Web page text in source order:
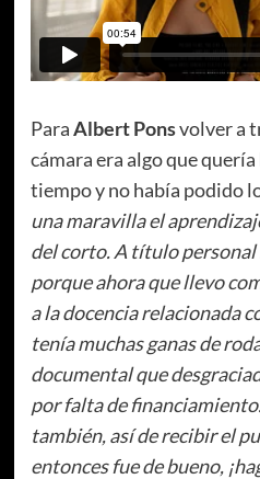
ParaAlbert Ponsvolver a
cámara era algo que quería
tiempo y no había podido
una maravilla el
del corto. A título personal
porque ahora que llevo
a la docencia relacionada
tenía muchas ganas de
documental que
por falta de
también, así de recibir el
entonces fue de bueno,